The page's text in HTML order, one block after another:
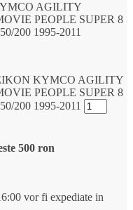
AGILITY
PEOPLE SUPER 8
200 1995-2011
KYMCO AGILITY
PEOPLE SUPER 8
200 1995-2011
500 ron
vor fi expediate in